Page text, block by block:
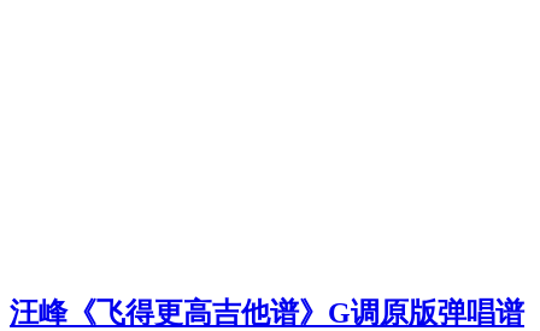
汪峰《飞得更高吉他谱》G调原版弹唱谱